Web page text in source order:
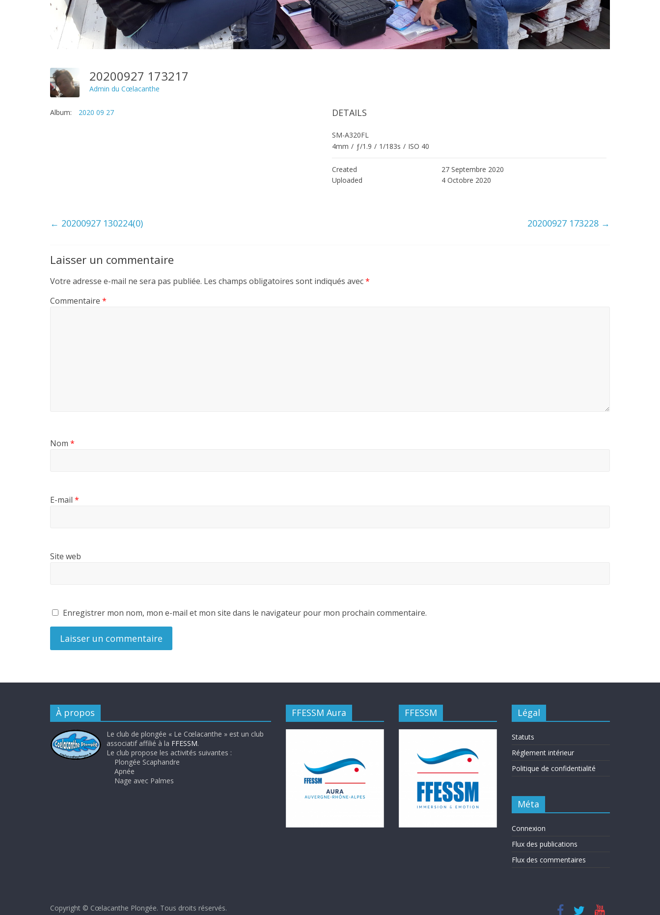
20200927 173217
Admin du Cœlacanthe
Album: 2020 09 27 DETAILS
SM-A320FL
4mm / ƒ/1.9 / 1/183s / ISO 40
Created
27 Septembre 2020
Uploaded
4 Octobre 2020
← 20200927 130224(0) 20200927 173228 →
Laisser un commentaire
Votre adresse e-mail ne sera pas publiée. Les champs obligatoires sont indiqués avec*
Commentaire *
Nom *
E-mail *
Site web
Enregistrer mon nom, mon e-mail et mon site dans le navigateur pour mon prochain commentaire.
À propos
Le club de plongée « Le Cœlacanthe » est un club
associatif affilié à la FFESSM.
Le club propose les activités suivantes :
Plongée Scaphandre
Apnée
Nage avec Palmes
FFESSM Aura FFESSM Légal
Statuts
Réglement intérieur
Politique de confidentialité
Méta
Connexion
Flux des publications
Flux des commentaires